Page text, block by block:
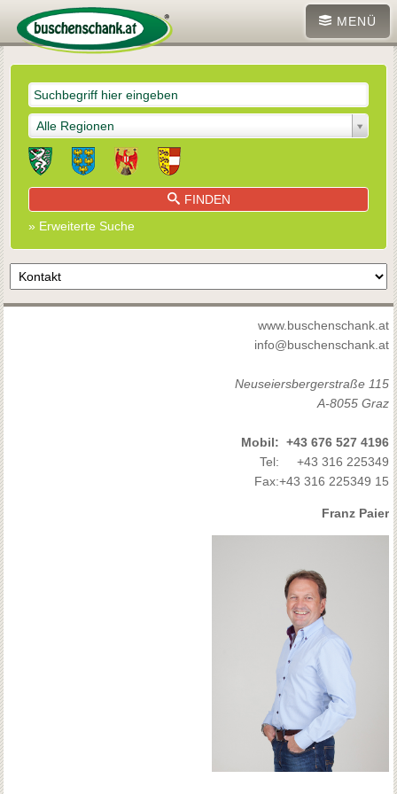
MENÜ
Alle Regionen
FINDEN
» Erweiterte Suche
www.buschenschank.at
info@buschenschank.at
Neuseiersbergerstraße 115
A-8055 Graz
Mobil: +43 676 527 4196
Tel:
+43 316 225349
Fax:+43 316 225349 15
Franz Paier